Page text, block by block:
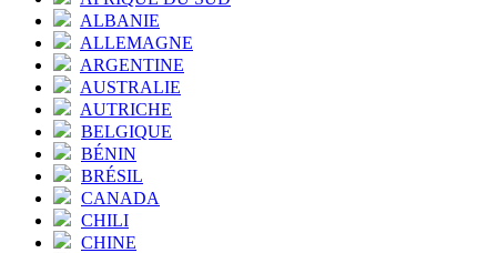
ALBANIE
ALLEMAGNE
ARGENTINE
AUSTRALIE
AUTRICHE
BELGIQUE
BÉNIN
BRÉSIL
CANADA
CHILI
CHINE